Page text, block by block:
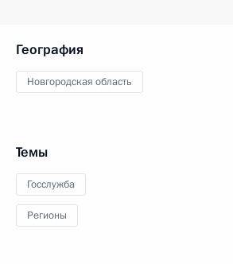
География
Новгородская область
Темы
Госслужба
Регионы